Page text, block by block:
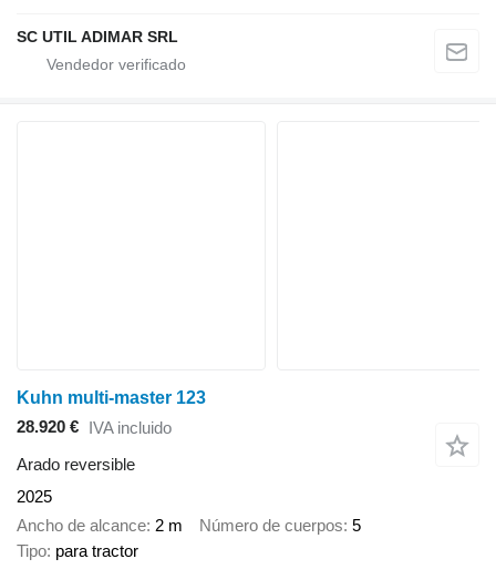
SC UTIL ADIMAR SRL
Kuhn multi-master 123
28.920 € IVA incluido
Arado reversible
2025
Ancho de alcance 2 m Número de cuerpos 5
Tipo para tractor